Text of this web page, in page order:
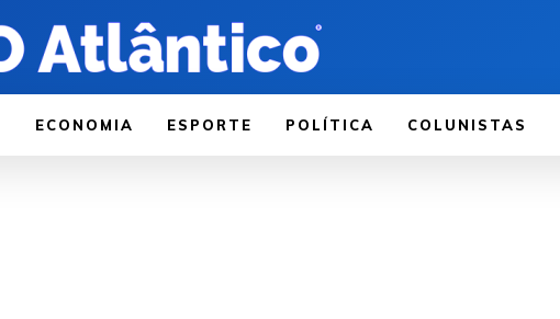
ECONOMIA ESPORTE POLÍTICA COLUNISTAS